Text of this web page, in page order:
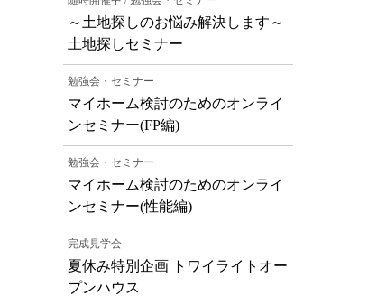
～土地探しのお悩み解決します～
土地探しセミナー
勉強会・セミナー
マイホーム検討のためのオンライ
ンセミナー(FP編)
勉強会・セミナー
マイホーム検討のためのオンライ
ンセミナー(性能編)
完成見学会
夏休み特別企画 トワイライトオー
プンハウス